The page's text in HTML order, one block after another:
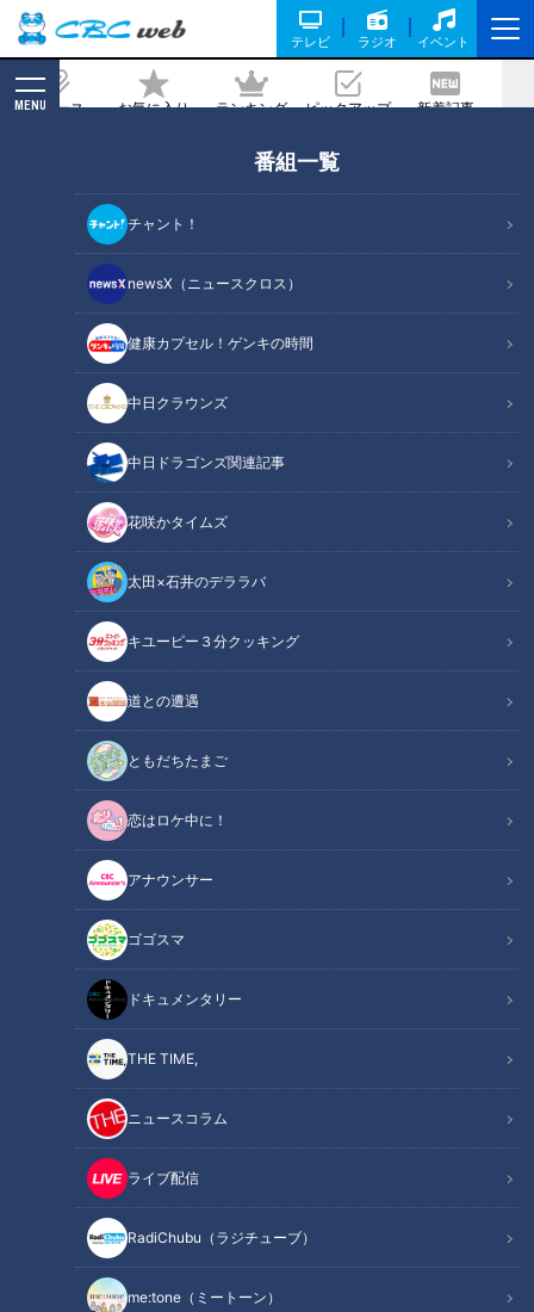
テレビ ラジオ イベント
ニュース お気に入り ランキング ピックアップ 新着記事
MENU
番組一覧
チャント！
newsX（ニュースクロス）
健康カプセル！ゲンキの時間
中日クラウンズ
中日ドラゴンズ関連記事
花咲かタイムズ
太田×石井のデララバ
キユーピー３分クッキング
道との遭遇
ともだちたまご
恋はロケ中に！
アナウンサー
ゴゴスマ
ドキュメンタリー
THE TIME,
ニュースコラム
ライブ配信
RadiChubu（ラジチューブ）
me:tone（ミートーン）
や茶碗蒸しが食べ放題！？8つの高級レ
ストランが集結した「開業記念ブッフ
ェ」が登場
2025/05/22 06:03
2025年5月17日放送
CBCテレビ「花咲かタイムズ」
花咲かタイムズ
「花咲かタイムズ」記事
JR名古屋駅に直結の「名古屋マリオットアソシアホテル」が
開業25周年を記念し、夢のような食べ放題ブッフェがスター
ト！ホテル内全8店舗のレストラン＆バーの名物メニューが一
堂に会する「開業記念ブッフェ」が、6月10日（火）まで15階
オールデイダイニング「パーゴラ」で開催されます。各レスト
ランの名物が並ぶ約40種類の食べ放題ランチ（平日）は、大
人1人5,000円とコスパ最強！各レストランのイチオシメニュ
ーをご紹介します。
極上ガーリックライスが登場！高級鉄板焼「那古亭」
肉を焼く専門師が作る絶品叉焼！本格中国料理「梨杏」
上品な出汁が絶品！VIPが来店する日本料理の名店「京都 つ
る家」
料理長渾身の一皿が食べ放題！ミシュラン一つ星のフレン